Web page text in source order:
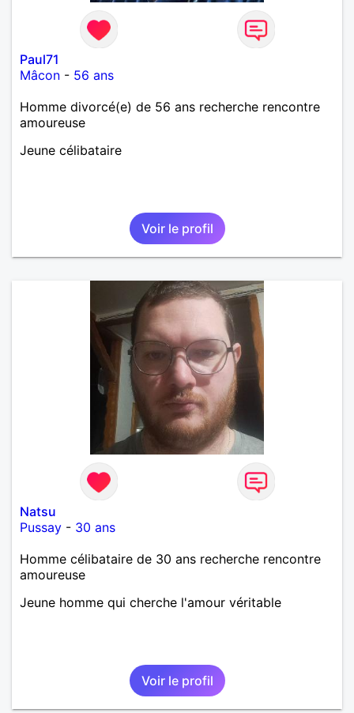
Paul71
Mâcon - 56 ans
Homme divorcé(e) de 56 ans recherche rencontre
amoureuse
Jeune célibataire
Voir le profil
Natsu
Pussay - 30 ans
Homme célibataire de 30 ans recherche rencontre
amoureuse
Jeune homme qui cherche l'amour véritable
Voir le profil